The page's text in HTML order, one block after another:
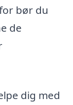
bør du
de
dig med